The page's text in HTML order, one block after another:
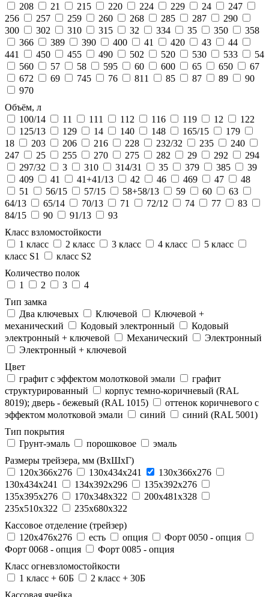
208
21 215 220 224 229 24
247
256
257 259 260 268 285 287
290
300
302 310 315 32 334 35 350
358
366
389 390 400 41 420 43
44
441
450 455 490 502 520 530 533
54
560
57 58 595 60 600 65 650
67
672
69 745 76 811 85 87 89
90
970
Объём, л
100/14
11 111 112 116 119 12
122
125/13
129 14 140 148 165/15
179
18
203 206 216 228 232/32 235
240
247
25 255 270 275 282 29 292
294
297/32
3 310 314/31 35 379 385
39
409
41 41+41/13 42 46 469 47
48
51
56/15 57/15 58+58/13 59 60
63
64/13
65/14 70/13 71 72/12 74 77
83
84/15
90 91/13
93
Класс взломостойкости
1 класс
2 класс 3 класс 4 класс
5 класс
класс S1
класс S2
Количество полок
1
2 3
4
Тип замка
Два ключевых
Ключевой
Ключевой +
механический
Кодовый электронный
Кодовый
электронный + ключевой
Механический
Электронный
Электронный + ключевой
Цвет
графит с эффектом молотковой эмали
графит
структурированный
корпус темно-коричневый (RAL
8019); дверь - бежевый (RAL 1015)
оттенок коричневого с
эффектом молотковой эмали
синий
синий (RAL 5001)
Тип покрытия
Грунт-эмаль
порошковое
эмаль
Размеры трейзера, мм (ВхШхГ)
120x366x276
130x434x241
130х366х276
130х434х241
134x392x296
135x392x276
135x395x276
170x348x322
200x481x328
235x510x322
235x680x322
Кассовое отделение (трейзер)
120х476х276
есть опция
Форт 0050 - опция
Форт 0068 - опция
Форт 0085 - опция
Класс огневзломостойкости
1 класс + 60Б
2 класс + 30Б
Кассовая ячейка